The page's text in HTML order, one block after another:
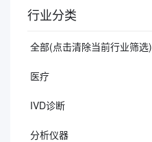
行业分类
全部(点击清除当前行业筛选)
医疗
IVD诊断
分析仪器